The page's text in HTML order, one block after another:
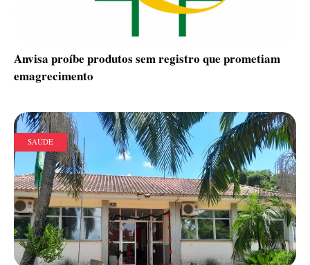
Anvisa proíbe produtos sem registro que prometiam
emagrecimento
SAÚDE